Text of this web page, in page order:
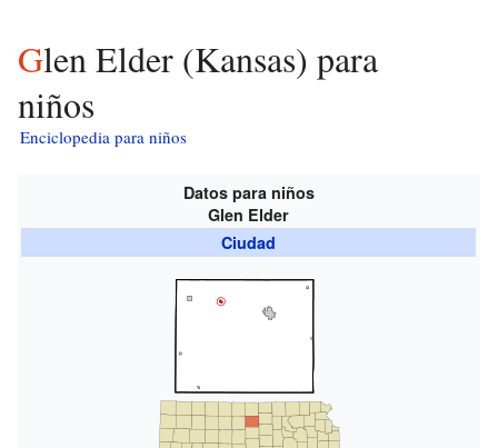
Glen Elder (Kansas) para
niños
Enciclopedia para niños
Datos para niños
Glen Elder
Ciudad